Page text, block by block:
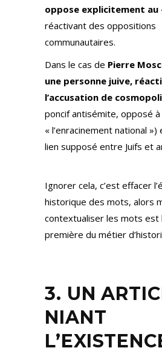
oppose explicitement au
réactivant des oppositions
communautaires.
Dans le cas de Pierre
une personne juive,
l’accusation de
poncif antisémite, opposé à
« l’enracinement national
lien supposé entre Juifs et
Ignorer cela, c’est effacer
historique des mots, alors
contextualiser les mots est
première du métier
3. UN
NIANT